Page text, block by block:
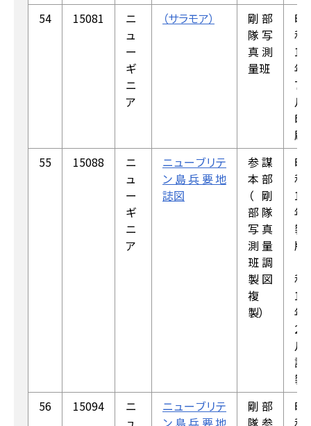
54
15081
ニ
ュ
ー
ギ
ニ
ア
（サラモア）
剛部
隊写
真測
量班
昭
和
18
年
7
月
印
刷
55
15088
ニ
ュ
ー
ギ
ニ
ア
ニューブリテ
ン島兵要地
誌図
参謀
本部
（剛
部隊
写真
測量
班調
製図
複
製）
昭
和
18
年
製
版
和
18
年
2
月
調
製）
56
15094
ニ
ュ
ニューブリテ
ン島兵要地
剛部
隊参
昭
和